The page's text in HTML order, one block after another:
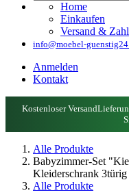
Home
Einkaufen
Versand &
info@moebel-
Anmelden
Kontakt
Kostenloser Versand
Alle Produkte
Babyzimmer-Set
Kleiderschrank
Alle Produkte